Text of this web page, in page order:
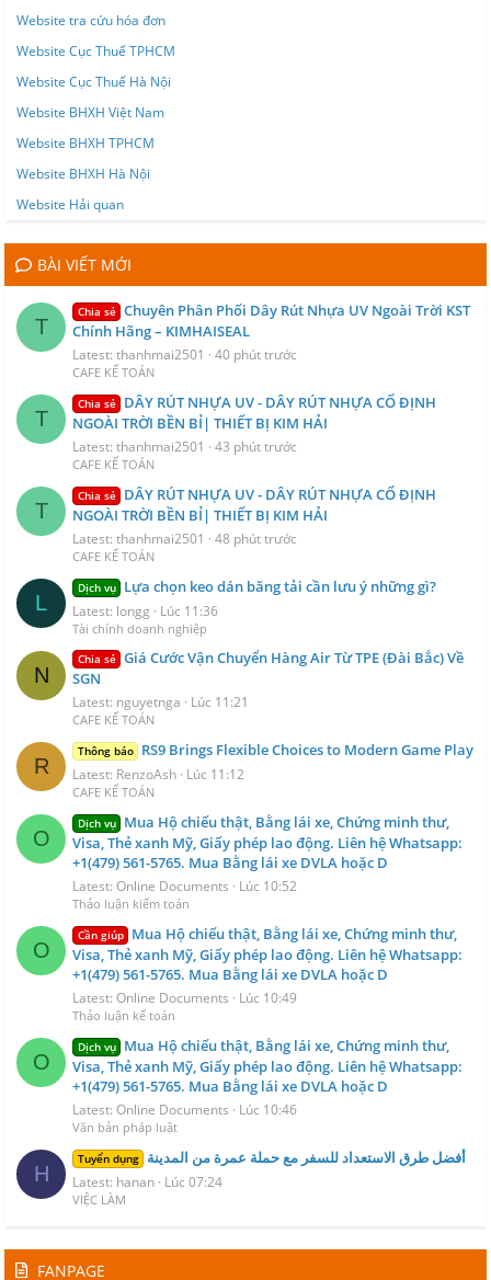
Website tra cứu hóa đơn
Website Cục Thuế TPHCM
Website Cục Thuế Hà Nội
Website BHXH Việt Nam
Website BHXH TPHCM
Website BHXH Hà Nội
Website Hải quan
BÀI VIẾT MỚI
T
Chia sẻ Chuyên Phân Phối Dây Rút Nhựa UV Ngoài Trời KST
Chính Hãng – KIMHAISEAL
Latest: thanhmai2501 40 phút trước
CAFE KẾ TOÁN
T
Chia sẻ DÂY RÚT NHỰA UV - DÂY RÚT NHỰA CỐ ĐỊNH
NGOÀI TRỜI BỀN BỈ| THIẾT BỊ KIM HẢI
Latest: thanhmai2501 43 phút trước
CAFE KẾ TOÁN
T
Chia sẻ DÂY RÚT NHỰA UV - DÂY RÚT NHỰA CỐ ĐỊNH
NGOÀI TRỜI BỀN BỈ| THIẾT BỊ KIM HẢI
Latest: thanhmai2501 48 phút trước
CAFE KẾ TOÁN
L
Dịch vụ Lựa chọn keo dán băng tải cần lưu ý những gì?
Latest: longg Lúc 11:36
Tài chính doanh nghiệp
N
Chia sẻ Giá Cước Vận Chuyển Hàng Air Từ TPE (Đài Bắc) Về
SGN
Latest: nguyetnga Lúc 11:21
CAFE KẾ TOÁN
R
Thông báo RS9 Brings Flexible Choices to Modern Game Play
Latest: RenzoAsh Lúc 11:12
CAFE KẾ TOÁN
O
Dịch vụ Mua Hộ chiếu thật, Bằng lái xe, Chứng minh thư,
Visa, Thẻ xanh Mỹ, Giấy phép lao động. Liên hệ Whatsapp:
+1(479) 561-5765. Mua Bằng lái xe DVLA hoặc D
Latest: Online Documents Lúc 10:52
Thảo luận kiểm toán
O
Cần giúp Mua Hộ chiếu thật, Bằng lái xe, Chứng minh thư,
Visa, Thẻ xanh Mỹ, Giấy phép lao động. Liên hệ Whatsapp:
+1(479) 561-5765. Mua Bằng lái xe DVLA hoặc D
Latest: Online Documents Lúc 10:49
Thảo luận kế toán
O
Dịch vụ Mua Hộ chiếu thật, Bằng lái xe, Chứng minh thư,
Visa, Thẻ xanh Mỹ, Giấy phép lao động. Liên hệ Whatsapp:
+1(479) 561-5765. Mua Bằng lái xe DVLA hoặc D
Latest: Online Documents Lúc 10:46
Văn bản pháp luật
H
Tuyển dụng أفضل طرق الاستعداد للسفر مع حملة عمرة من المدينة
Latest: hanan Lúc 07:24
VIỆC LÀM
FANPAGE